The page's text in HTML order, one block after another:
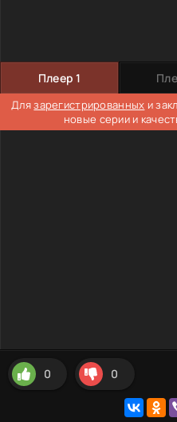
Плеер 1
Длязарегистрированных и
новые серии и
0 0